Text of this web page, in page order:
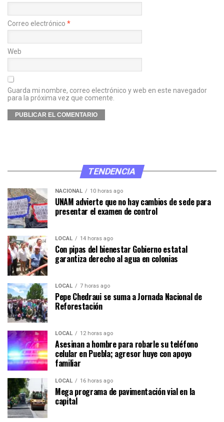
Correo electrónico *
Web
Guarda mi nombre, correo electrónico y web en este navegador
para la próxima vez que comente.
TENDENCIA
NACIONAL 10 horas ago
UNAM advierte que no hay cambios de sede para
presentar el examen de control
LOCAL 14 horas ago
Con pipas del bienestar Gobierno estatal
garantiza derecho al agua en colonias
LOCAL 7 horas ago
Pepe Chedraui se suma a Jornada Nacional de
Reforestación
LOCAL 12 horas ago
Asesinan a hombre para robarle su teléfono
celular en Puebla; agresor huye con apoyo
familiar
LOCAL 16 horas ago
Mega programa de pavimentación vial en la
capital